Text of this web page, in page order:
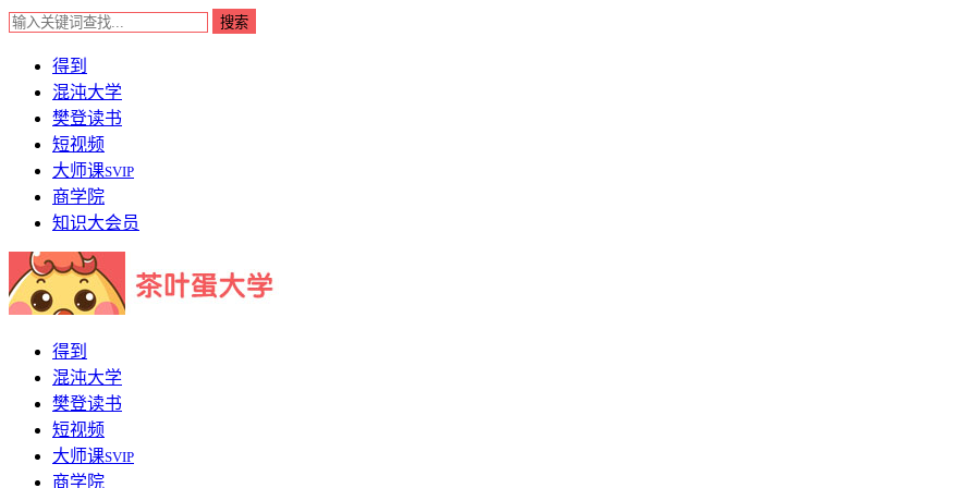
得到
混沌大学
樊登读书
短视频
大师课SVIP
商学院
知识大会员
得到
混沌大学
樊登读书
短视频
大师课SVIP
商学院